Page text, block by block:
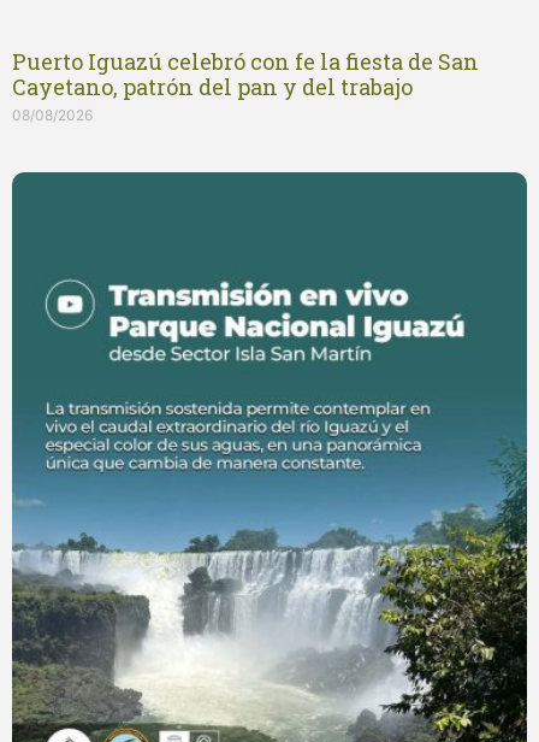
Puerto Iguazú celebró con fe la fiesta de San
Cayetano, patrón del pan y del trabajo
08/08/2026